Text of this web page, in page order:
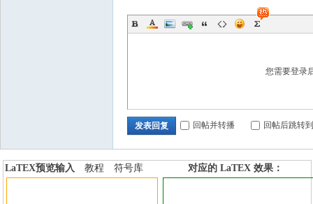
您需要登录
发表回复 回帖并转播 回帖后跳转
LaTEX预览输入 教程
符号库
对应的 LaTEX 效果：